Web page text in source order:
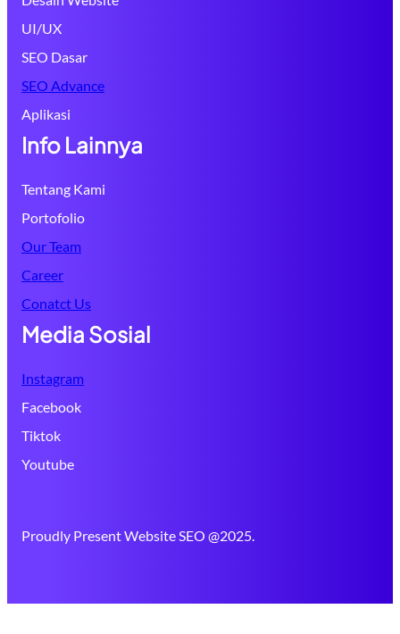
UI/UX
SEO Dasar
SEO Advance
Aplikasi
Info Lainnya
Tentang Kami
Portofolio
Our Team
Career
Conatct Us
Media Sosial
Instagram
Facebook
Tiktok
Youtube
Proudly Present Website SEO @2025.